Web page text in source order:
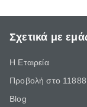
Σχετικά με
Η Εταιρεία
Προβολή στο
Blog